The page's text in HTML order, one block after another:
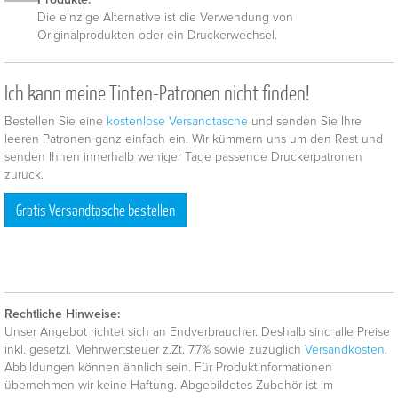
Die einzige Alternative ist die Verwendung von
Originalprodukten oder ein Druckerwechsel.
Ich kann meine Tinten-Patronen nicht finden!
Bestellen Sie eine kostenlose Versandtasche und senden Sie Ihre
leeren Patronen ganz einfach ein. Wir kümmern uns um den Rest und
senden Ihnen innerhalb weniger Tage passende Druckerpatronen
zurück.
Gratis Versandtasche bestellen
Rechtliche Hinweise:
Unser Angebot richtet sich an Endverbraucher. Deshalb sind alle Preise
inkl. gesetzl. Mehrwertsteuer z.Zt. 7.7% sowie zuzüglich Versandkosten.
Abbildungen können ähnlich sein. Für Produktinformationen
übernehmen wir keine Haftung. Abgebildetes Zubehör ist im